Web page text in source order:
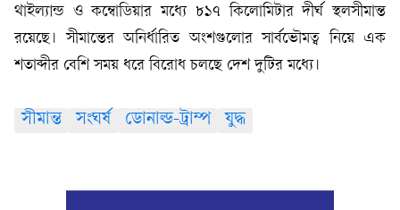
থাইল্যান্ড ও কম্বোডিয়ার মধ্যে ৮১৭ কিলোমিটার দীর্ঘ স্থলসীমান্ত
রয়েছে। সীমান্তের অনির্ধারিত অংশগুলোর সার্বভৌমত্ব নিয়ে এক
শতাব্দীর বেশি সময় ধরে বিরোধ চলছে দেশ দুটির মধ্যে।
সীমান্ত সংঘর্ষ ডোনাল্ড-ট্রাম্প যুদ্ধ